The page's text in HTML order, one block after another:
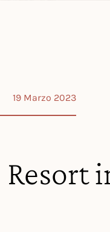
19 Marzo 2023
Resort